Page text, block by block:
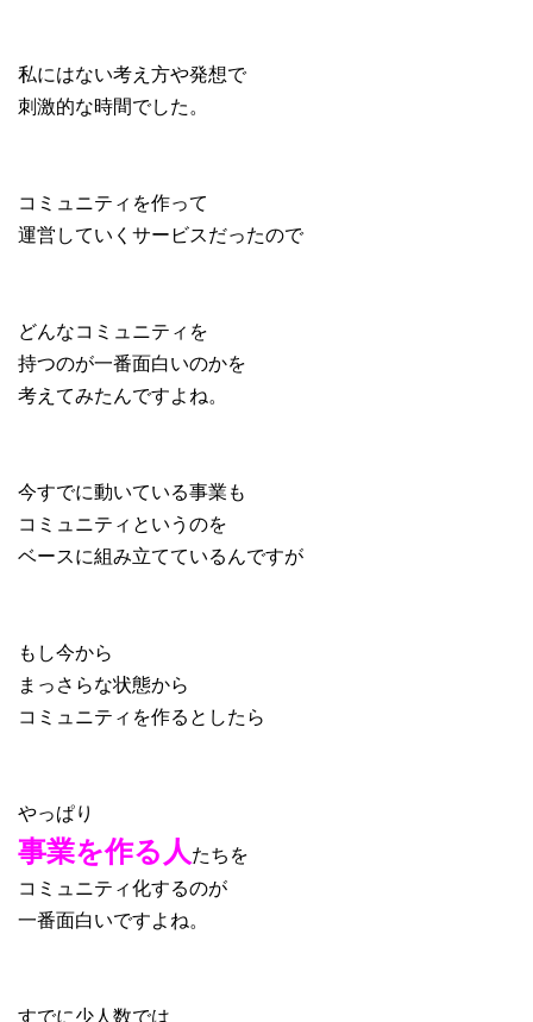
私にはない考え方や発想で
刺激的な時間でした。
コミュニティを作って
運営していくサービスだったので
どんなコミュニティを
持つのが一番面白いのかを
考えてみたんですよね。
今すでに動いている事業も
コミュニティというのを
ベースに組み立てているんですが
もし今から
まっさらな状態から
コミュニティを作るとしたら
やっぱり
事業を作る人たちを
コミュニティ化するのが
一番面白いですよね。
すでに少人数では